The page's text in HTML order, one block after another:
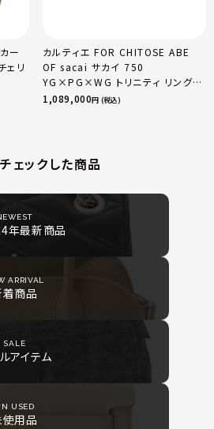
ー
ェリ
カルティエ FOR CHITOSE ABE
OF sacai サカイ 750
YG×PG×WG トリニティ リング
指輪 マルチカラー 50 51 52
1,089,000円 (税込)
ェックした商品
年最新商品
ARRIVAL
商品
SALE
アイテム
USED
用品